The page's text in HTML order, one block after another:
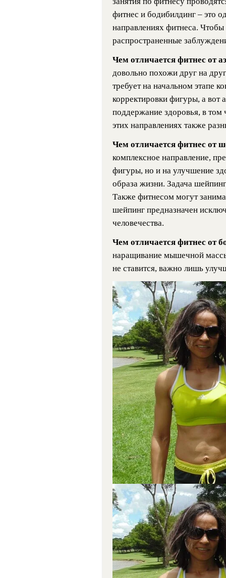
фитнес и бодибилдинг – это
направлениях фитнеса.
распространенные
Чем отличается фитнес от
довольно похожи друг на
требует на начальном этапе
корректировки фигуры, а вот
поддержание здоровья, в том
этих направлениях также
Чем отличается фитнес от
комплексное направление,
фигуры, но и на улучшение
образа жизни. Задача
Также фитнесом могут
шейпинг предназначен
человечества.
Чем отличается фитнес от
наращивание мышечной
не ставится, важно лишь